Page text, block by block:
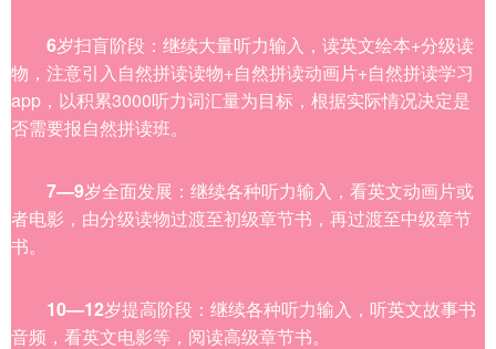
6岁扫盲阶段：继续大量听力输入，读英文绘本+分级读
物，注意引入自然拼读读物+自然拼读动画片+自然拼读学习
app，以积累3000听力词汇量为目标，根据实际情况决定是
否需要报自然拼读班。
7—9岁全面发展：继续各种听力输入，看英文动画片或
者电影，由分级读物过渡至初级章节书，再过渡至中级章节
书。
10—12岁提高阶段：继续各种听力输入，听英文故事书
音频，看英文电影等，阅读高级章节书。